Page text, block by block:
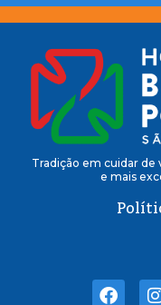
Tradição em cuidar
e mais